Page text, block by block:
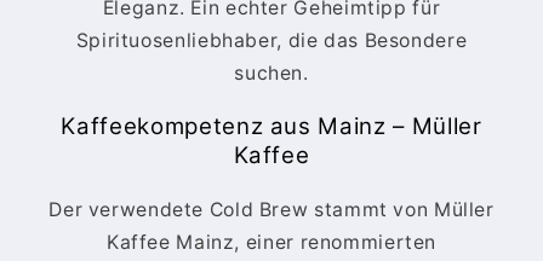
Eleganz. Ein echter Geheimtipp für
Spirituosenliebhaber, die das Besondere
suchen.
Kaffeekompetenz aus Mainz – Müller
Kaffee
Der verwendete Cold Brew stammt von Müller
Kaffee Mainz, einer renommierten